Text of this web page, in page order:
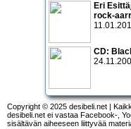
Eri
rock-
CD:
Copyright © 2025 desibeli.net |
desibeli.net ei vastaa Facebook-,
sisältävän aiheeseen liittyvää